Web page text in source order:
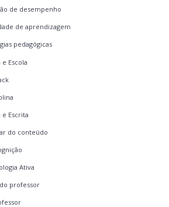
de desempenho
de aprendizagem
pedagógicas
e Escola
Escrita
do conteúdo
Ativa
professor